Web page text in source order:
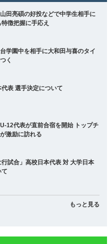
田亮碩の好投などで中学生相手に
徴把握に手応え
学園中を相手に大和田与喜のタイ
く
表 選手決定について
12代表が直前合宿を開始 トップチ
激励に訪れる
行試合」高校日本代表 対 大学日本
て
もっと見る